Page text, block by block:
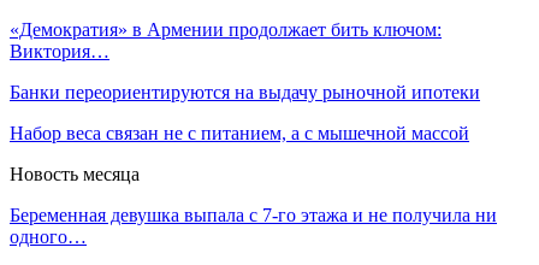
«Демократия» в Армении продолжает бить ключом:
Виктория…
Банки переориентируются на выдачу рыночной ипотеки
Набор веса связан не с питанием, а с мышечной массой
Новость месяца
Беременная девушка выпала с 7-го этажа и не получила ни
одного…